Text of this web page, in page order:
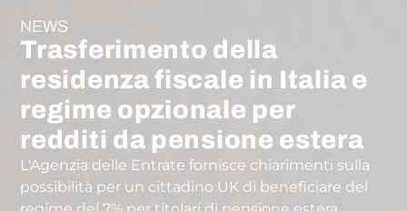
NEWS
Trasferimento della
residenza fiscale in Italia e
regime opzionale per
redditi da pensione estera
L'Agenzia delle Entrate fornisce chiarimenti sulla
possibilità per un cittadino UK di beneficiare del